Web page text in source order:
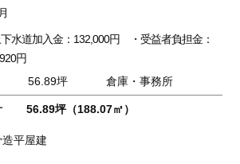
下水道加入金：132,000円 ・受益者負担金：
円
56.89坪 倉庫・事務所
56.89坪（188.07㎡）
造平屋建